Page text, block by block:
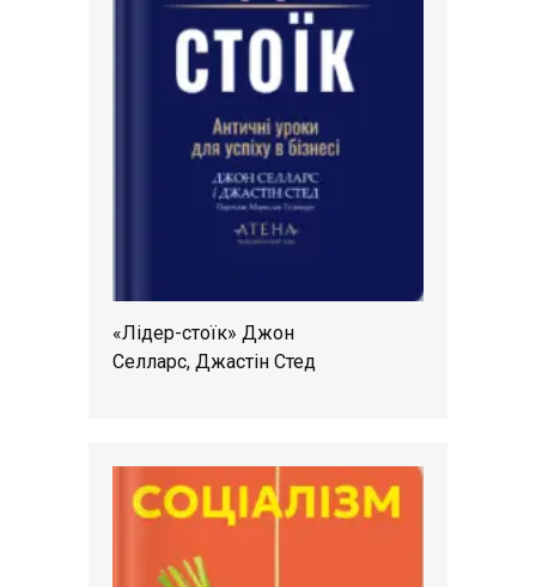
«Лідер-стоїк» Джон
Селларс, Джастін Стед